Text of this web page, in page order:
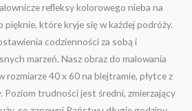
refleksy kolorowego nieba na
które kryje się w każdej podróży.
codzienności za sobą i
marzeń. Nasz obraz do malowania
rozmiarze 40 x 60 na blejtramie, płytce z
Poziom trudności jest średni, zmierzający